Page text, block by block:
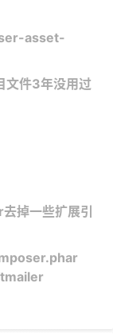
asset-
件3年没用过
掉一些扩展引